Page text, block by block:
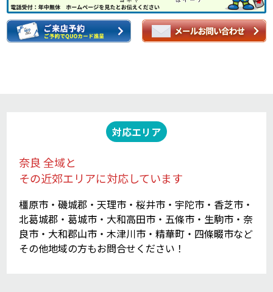
対応エリア
奈良 全域と
その近郊エリアに対応しています
橿原市・磯城郡・天理市・桜井市・宇陀市・香芝市・
北葛城郡・葛城市・大和高田市・五條市・生駒市・奈
良市・大和郡山市・木津川市・精華町・四條畷市など
その他地域の方もお問合せください！